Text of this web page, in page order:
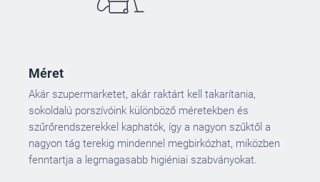
Méret
Akár szupermarketet, akár raktárt kell takarítania,
sokoldalú porszívóink különböző méretekben és
szűrőrendszerekkel kaphatók, így a nagyon szűktől a
nagyon tág terekig mindennel megbirkózhat, miközben
fenntartja a legmagasabb higiéniai szabványokat.